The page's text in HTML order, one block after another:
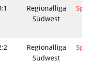
Regionalliga
Südwest
Regionalliga
Südwest